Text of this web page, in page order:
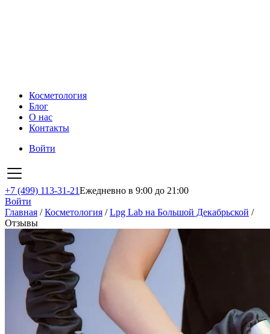
Косметология
Блог
О нас
Контакты
Войти
+7 (499) 113-31-21Ежедневно в 9:00 до 21:00
Войти
Главная /Косметология /Lpg Lab на Большой Декабрьской /
Отзывы